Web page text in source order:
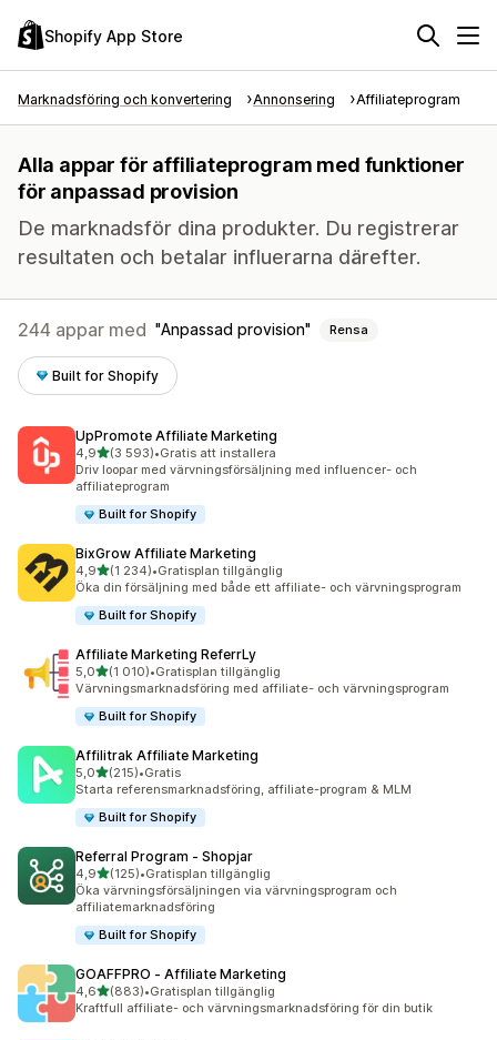
Shopify App Store
Marknadsföring och konvertering Annonsering Affiliateprogram
Alla appar för affiliateprogram med funktioner
för anpassad provision
De marknadsför dina produkter. Du registrerar
resultaten och betalar influerarna därefter.
244 appar med Anpassad provision Rensa
Built for Shopify
UpPromote Affiliate Marketing
4,9av 5 stjärnor
(3 593)
3593 recensioner totalt
•Gratis att installera
Driv loopar med värvningsförsäljning med influencer- och
affiliateprogram
Built for Shopify
BixGrow Affiliate Marketing
4,9av 5 stjärnor
(1 234)
1234 recensioner totalt
•Gratisplan tillgänglig
Öka din försäljning med både ett affiliate- och värvningsprogram
Built for Shopify
Affiliate Marketing ReferrLy
5,0av 5 stjärnor
(1 010)
1010 recensioner totalt
•Gratisplan tillgänglig
Värvningsmarknadsföring med affiliate- och värvningsprogram
Built for Shopify
Affilitrak Affiliate Marketing
5,0av 5 stjärnor
(215)
215 recensioner totalt
•Gratis
Starta referensmarknadsföring, affiliate-program & MLM
Built for Shopify
Referral Program ‑ Shopjar
4,9av 5 stjärnor
(125)
125 recensioner totalt
•Gratisplan tillgänglig
Öka värvningsförsäljningen via värvningsprogram och
affiliatemarknadsföring
Built for Shopify
GOAFFPRO ‑ Affiliate Marketing
4,6av 5 stjärnor
(883)
883 recensioner totalt
•Gratisplan tillgänglig
Kraftfull affiliate- och värvningsmarknadsföring för din butik